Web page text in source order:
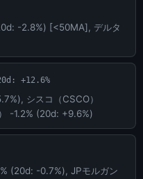
-2.8%) [<50MA], デルタ
+12.6%
シスコ（CSCO）
-1.2% (20d: +9.6%)
(20d: -0.7%), JPモルガン